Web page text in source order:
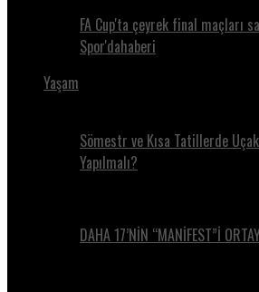
FA Cup'ta çeyrek final maçları
Spor'dahaberi
Yaşam
Sömestr ve Kısa Tatillerde
Yapılmalı?
DAHA 17’NİN “MANİFEST”İ